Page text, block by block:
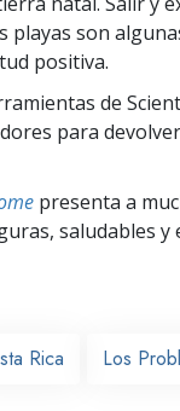
playas son
positiva.
de
para
presenta a
saludables
Rica Los